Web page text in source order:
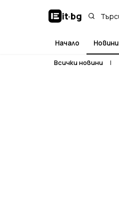
it·bg
Начало Новини
Всички новини |